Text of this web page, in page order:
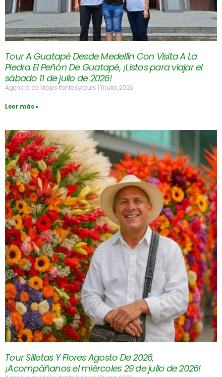
Tour A Guatapé Desde Medellín Con Visita A La
Piedra El Peñón De Guatapé, ¡Listos para viajar el
sábado 11 de julio de 2026!
Agencia de Viajes fantasytours 11 julio, 2026
Leer más »
Tour Silletas Y Flores Agosto De 2026,
¡Acompáñanos el miércoles 29 de julio de 2026!